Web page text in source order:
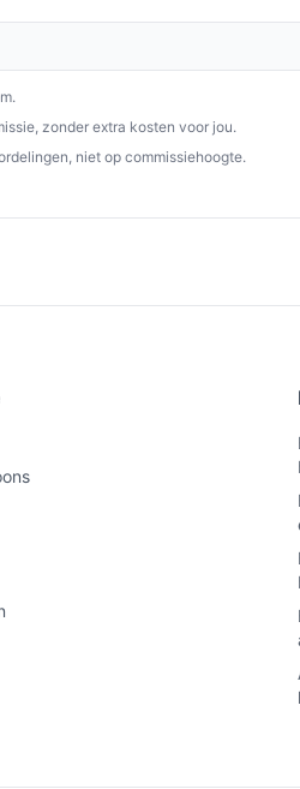
zonder extra kosten voor jou.
niet op commissiehoogte.